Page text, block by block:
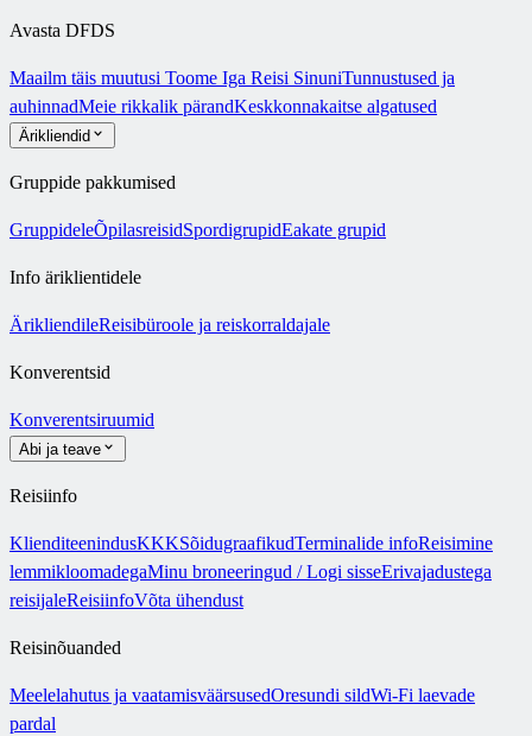
Avasta DFDS
Maailm täis muutusi Toome Iga Reisi SinuniTunnustused ja
auhinnadMeie rikkalik pärandKeskkonnakaitse algatused
Ärikliendid
Gruppide pakkumised
GruppideleÕpilasreisidSpordigrupidEakate grupid
Info äriklientidele
ÄrikliendileReisibüroole ja reiskorraldajale
Konverentsid
Konverentsiruumid
Abi ja teave
Reisiinfo
KlienditeenindusKKKSõidugraafikudTerminalide infoReisimine
lemmikloomadegaMinu broneeringud / Logi sisseErivajadustega
reisijaleReisiinfoVõta ühendust
Reisinõuanded
Meelelahutus ja vaatamisväärsusedOresundi sildWi-Fi laevade
pardal